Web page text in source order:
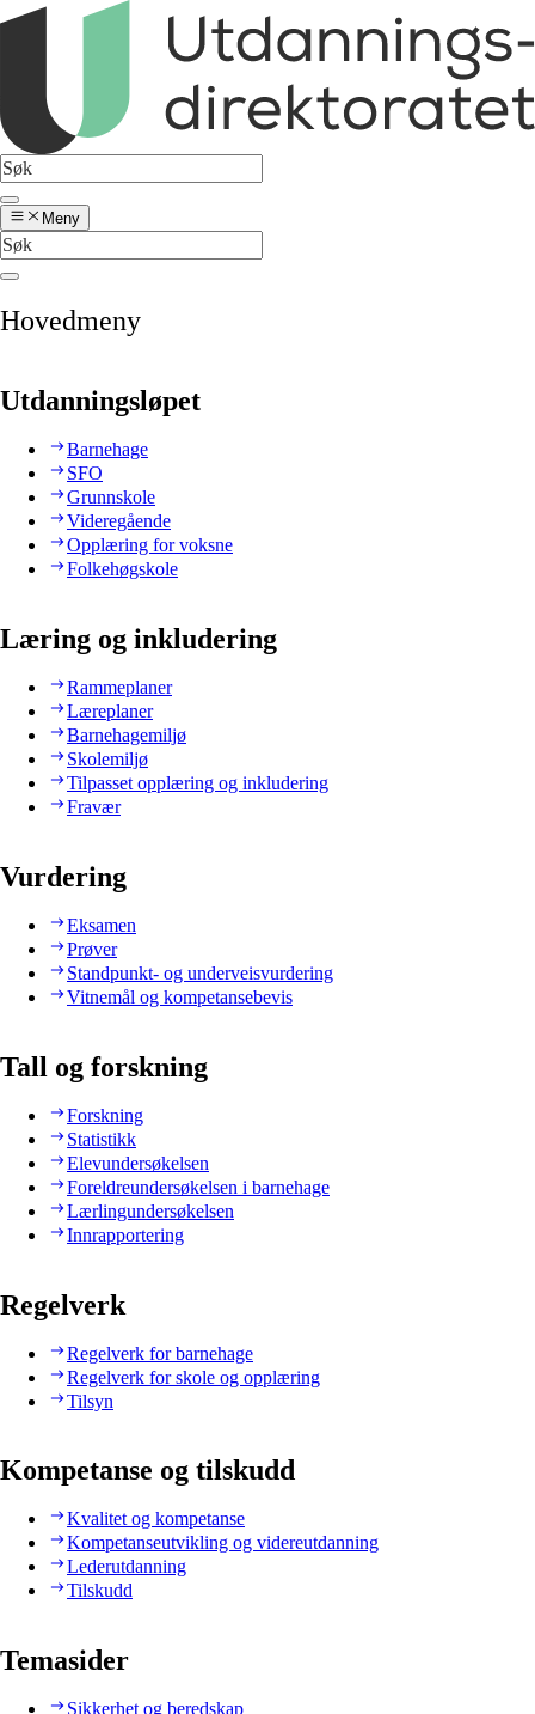
Meny
Hovedmeny
Utdanningsløpet
Barnehage
SFO
Grunnskole
Videregående
Opplæring for voksne
Folkehøgskole
Læring og inkludering
Rammeplaner
Læreplaner
Barnehagemiljø
Skolemiljø
Tilpasset opplæring og inkludering
Fravær
Vurdering
Eksamen
Prøver
Standpunkt- og underveisvurdering
Vitnemål og kompetansebevis
Tall og forskning
Forskning
Statistikk
Elevundersøkelsen
Foreldreundersøkelsen i barnehage
Lærlingundersøkelsen
Innrapportering
Regelverk
Regelverk for barnehage
Regelverk for skole og opplæring
Tilsyn
Kompetanse og tilskudd
Kvalitet og kompetanse
Kompetanseutvikling og videreutdanning
Lederutdanning
Tilskudd
Temasider
Sikkerhet og beredskap